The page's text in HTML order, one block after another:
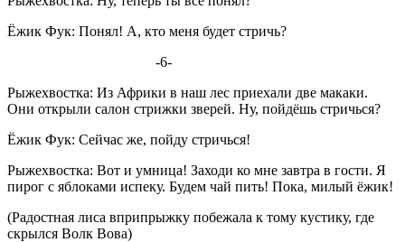
Ёжик Фук: Понял! А, кто меня будет стричь?
-6-
Рыжехвостка: Из Африки в наш лес приехали две макаки.
Они открыли салон стрижки зверей. Ну, пойдёшь стричься?
Ёжик Фук: Сейчас же, пойду стричься!
Рыжехвостка: Вот и умница! Заходи ко мне завтра в гости. Я
пирог с яблоками испеку. Будем чай пить! Пока, милый ёжик!
(Радостная лиса вприпрыжку побежала к тому кустику, где
скрылся Волк Вова)